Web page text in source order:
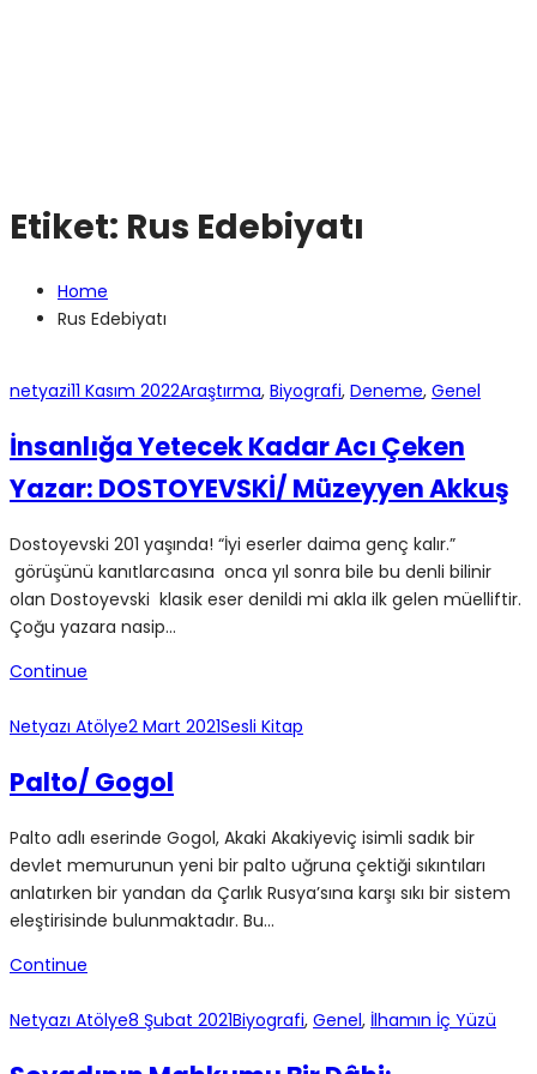
Etiket: Rus Edebiyatı
Home
Rus Edebiyatı
netyazi11 Kasım 2022Araştırma, Biyografi, Deneme, Genel
İnsanlığa Yetecek Kadar Acı Çeken
Yazar: DOSTOYEVSKİ/ Müzeyyen Akkuş
Dostoyevski 201 yaşında! “İyi eserler daima genç kalır.”
görüşünü kanıtlarcasına onca yıl sonra bile bu denli bilinir
olan Dostoyevski klasik eser denildi mi akla ilk gelen müelliftir.
Çoğu yazara nasip…
Continue
Netyazı Atölye2 Mart 2021Sesli Kitap
Palto/ Gogol
Palto adlı eserinde Gogol, Akaki Akakiyeviç isimli sadık bir
devlet memurunun yeni bir palto uğruna çektiği sıkıntıları
anlatırken bir yandan da Çarlık Rusya’sına karşı sıkı bir sistem
eleştirisinde bulunmaktadır. Bu…
Continue
Netyazı Atölye8 Şubat 2021Biyografi, Genel, İlhamın İç Yüzü